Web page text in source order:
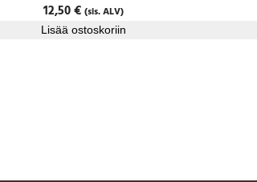
12,50€ (sis. ALV)
Lisää ostoskoriin